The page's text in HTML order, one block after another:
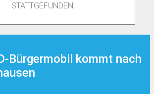
STATTGEFUNDEN.
Bürgermobil kommt nach